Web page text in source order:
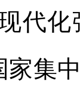
代
集